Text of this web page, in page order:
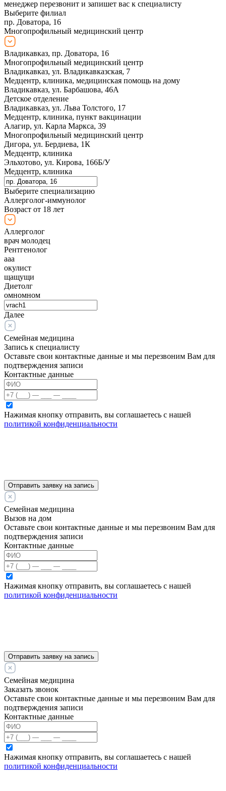
менеджер перезвонит и запишет вас к специалисту
Выберите филиал
пр. Доватора, 16
Многопрофильный медицинский центр
Владикавказ, пр. Доватора, 16
Многопрофильный медицинский центр
Владикавказ, ул. Владикавказская, 7
Медцентр, клиника, медицинская помощь на дому
Владикавказ, ул. Барбашова, 46А
Детское отделение
Владикавказ, ул. Льва Толстого, 17
Медцентр, клиника, пункт вакцинации
Алагир, ул. Карла Маркса, 39
Многопрофильный медицинский центр
Дигора, ул. Бердиева, 1К
Медцентр, клиника
Эльхотово, ул. Кирова, 166Б/У
Медцентр, клиника
Выберите специализацию
Аллерголог-иммунолог
Возраст от 18 лет
Аллерголог
врач молодец
Рентгенолог
ааа
окулист
щащущи
Диетолг
омномном
Далее
Семейная медицина
Запись к специалисту
Оставьте свои контактные данные и мы перезвоним Вам для
подтверждения записи
Контактные данные
Нажимая кнопку отправить, вы соглашаетесь с нашей
политикой конфиденциальности
Отправить заявку на запись
Семейная медицина
Вызов на дом
Оставьте свои контактные данные и мы перезвоним Вам для
подтверждения записи
Контактные данные
Нажимая кнопку отправить, вы соглашаетесь с нашей
политикой конфиденциальности
Отправить заявку на запись
Семейная медицина
Заказать звонок
Оставьте свои контактные данные и мы перезвоним Вам для
подтверждения записи
Контактные данные
Нажимая кнопку отправить, вы соглашаетесь с нашей
политикой конфиденциальности